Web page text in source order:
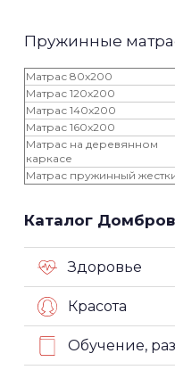
Пружинные
Матрас 80x200
Матрас 120x200
Матрас 140x200
Матрас 160x200
Матрас на деревянном
каркасе
Матрас пружинный
Каталог
Здоровье
Красота
Обучение,